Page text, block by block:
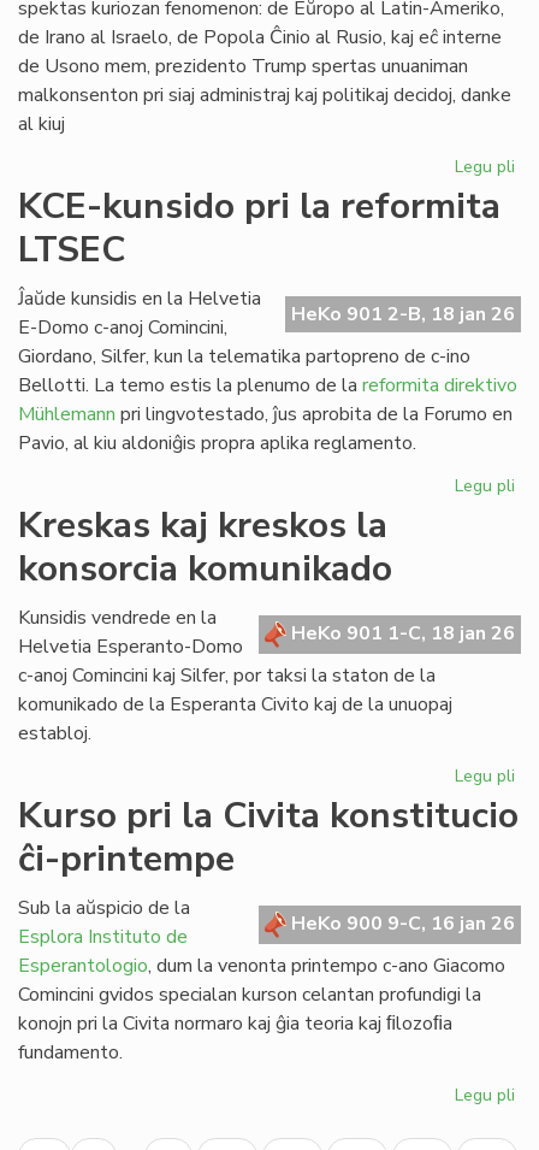
spektas kuriozan fenomenon: de Eŭropo al Latin-Ameriko,
de Irano al Israelo, de Popola Ĉinio al Rusio, kaj eĉ interne
de Usono mem, prezidento Trump spertas unuaniman
malkonsenton pri siaj administraj kaj politikaj decidoj, danke
al kiuj
Legu pli
KCE-kunsido pri la reformita
LTSEC
HeKo 901 2-B, 18 jan 26
Ĵaŭde kunsidis en la Helvetia
E-Domo c-anoj Comincini,
Giordano, Silfer, kun la telematika partopreno de c-ino
Bellotti. La temo estis la plenumo de la reformita direktivo
Mühlemann pri lingvotestado, ĵus aprobita de la Forumo en
Pavio, al kiu aldoniĝis propra aplika reglamento.
Legu pli
Kreskas kaj kreskos la
konsorcia komunikado
HeKo 901 1-C, 18 jan 26
Kunsidis vendrede en la
Helvetia Esperanto-Domo
c-anoj Comincini kaj Silfer, por taksi la staton de la
komunikado de la Esperanta Civito kaj de la unuopaj
establoj.
Legu pli
kaj
Kurso pri la Civita konstitucio
ĉi-printempe
HeKo 900 9-C, 16 jan 26
Sub la aŭspicio de la
Esplora Instituto de
Esperantologio, dum la venonta printempo c-ano Giacomo
Comincini gvidos specialan kurson celantan profundigi la
konojn pri la Civita normaro kaj ĝia teoria kaj ﬁlozoﬁa
fundamento.
Legu pli